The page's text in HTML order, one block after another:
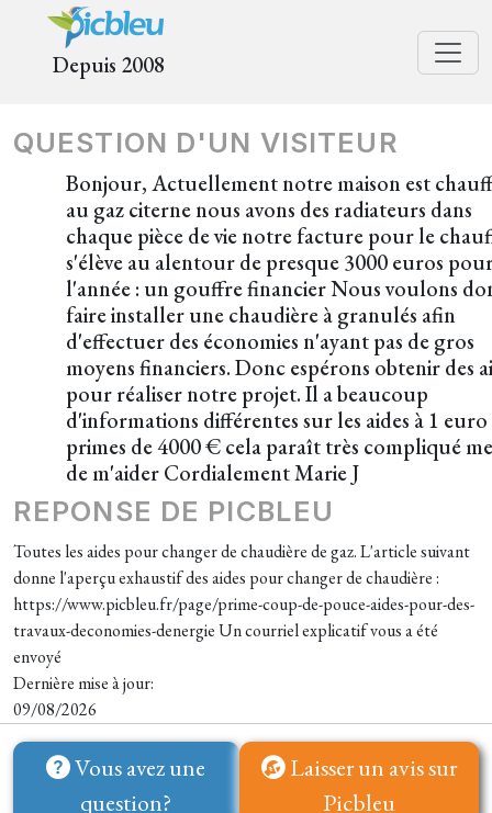
Depuis 2008
QUESTION D'UN VISITEUR
Bonjour, Actuellement notre maison est
au gaz citerne nous avons des radiateurs dans
chaque pièce de vie notre facture pour le
s'élève au alentour de presque 3000 euros
l'année : un gouffre financier Nous voulons
faire installer une chaudière à granulés afin
d'effectuer des économies n'ayant pas de gros
moyens financiers. Donc espérons obtenir des
pour réaliser notre projet. Il a beaucoup
d'informations différentes sur les aides à 1
primes de 4000 € cela paraît très compliqué
de m'aider Cordialement Marie J
REPONSE DE PICBLEU
Toutes les aides pour changer de chaudière de gaz. L'article suivant
donne l'aperçu exhaustif des aides pour changer de chaudière :
https://www.picbleu.fr/page/prime-coup-de-pouce-aides-pour-des-
travaux-deconomies-denergie Un courriel explicatif vous a été
envoyé
Dernière mise à jour:
09/08/2026
Vous avez une
question?
Laisser un avis sur
Picbleu